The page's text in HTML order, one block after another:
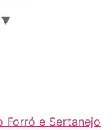
Forró e Sertanejo